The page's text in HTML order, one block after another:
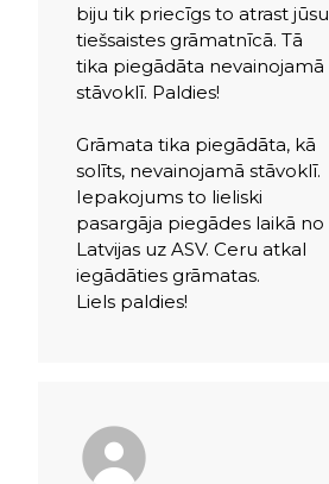
biju tik priecīgs to atrast jūsu
tiešsaistes grāmatnīcā. Tā
tika piegādāta nevainojamā
stāvoklī. Paldies!
Grāmata tika piegādāta, kā
solīts, nevainojamā stāvoklī.
Iepakojums to lieliski
pasargāja piegādes laikā no
Latvijas uz ASV. Ceru atkal
iegādāties grāmatas.
Liels paldies!